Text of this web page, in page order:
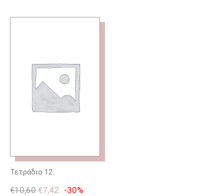
Τετράδιο 12
€10,60 €7,42 -30%